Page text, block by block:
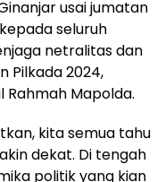
usai jumatan
seluruh
netralitas dan
Pilkada 2024,
Mapolda.
kita semua tahu
dekat. Di tengah
politik yang kian